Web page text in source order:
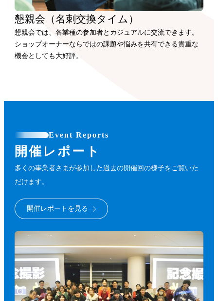
懇親会（名刺交換タイム）
懇親会では、各業種の参加者とカジュアルに交流できます。
ショップオーナーならではの課題や悩みを共有できる貴重な
機会としても大好評。
Event Reports
開催レポート
多くの事業者さまが参加した過去の開催回の様子をご覧いた
だけます。
開催レポートを見る